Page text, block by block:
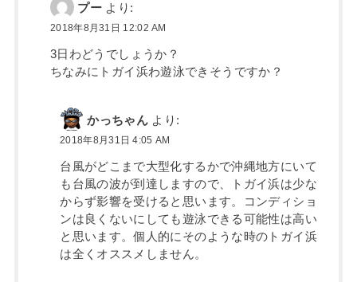
プー より:
2018年8月31日 12:02 AM
3日わどうでしょうか？
ちなみにトガイ浜わ遊泳できそうですか？
かっちゃん より:
2018年8月31日 4:05 AM
台風がどこまで大型化するかで沖縄地方にいて
も台風の波が到達しますので、トガイ浜は少な
からず影響を受けると思います。コンディショ
ンは良くないにしても遊泳できる可能性は高い
と思います。個人的にそのような時のトガイ浜
は全くオススメしません。